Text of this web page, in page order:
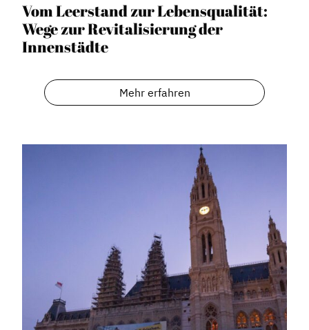
Vom Leerstand zur Lebensqualität:
Wege zur Revitalisierung der
Innenstädte
Mehr erfahren